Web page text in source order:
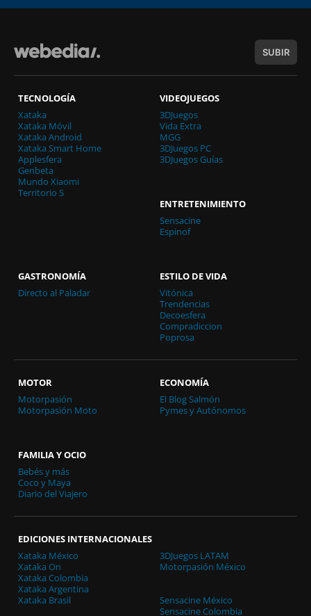
SUBIR
TECNOLOGÍA
Xataka
Xataka Móvil
Xataka Android
Xataka Smart Home
Applesfera
Genbeta
Mundo Xiaomi
Territorio S
VIDEOJUEGOS
3DJuegos
Vida Extra
MGG
3DJuegos PC
3DJuegos Guías
ENTRETENIMIENTO
Sensacine
Espinof
GASTRONOMÍA
Directo al Paladar
ESTILO DE VIDA
Vitónica
Trendencias
Decoesfera
Compradiccion
Poprosa
MOTOR
Motorpasión
Motorpasión Moto
ECONOMÍA
El Blog Salmón
Pymes y Autónomos
FAMILIA Y OCIO
Bebés y más
Coco y Maya
Diario del Viajero
EDICIONES INTERNACIONALES
Xataka México
Xataka On
Xataka Colombia
Xataka Argentina
Xataka Brasil
3DJuegos LATAM
Motorpasión México
Sensacine México
Sensacine Colombia